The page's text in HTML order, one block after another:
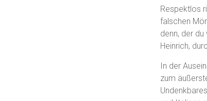
Respektlos
falschen
denn, der
Heinrich,
In der
zum